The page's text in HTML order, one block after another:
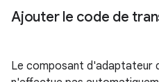
Ajouter le code de
Le composant d'adaptateur